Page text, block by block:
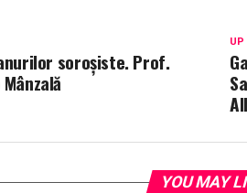
UP
soroșiste. Prof.
YOU MAY